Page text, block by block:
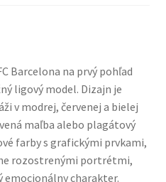
Barcelona na prvý pohľad
ligový model. Dizajn je
v modrej, červenej a bielej
maľba alebo plagátový
farby s grafickými prvkami,
rozostrenými portrétmi,
emocionálny charakter.